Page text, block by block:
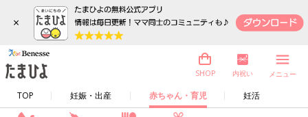
×
TOP 妊娠・出産 赤ちゃん・育児 妊活
SHOP 内祝い メニュー